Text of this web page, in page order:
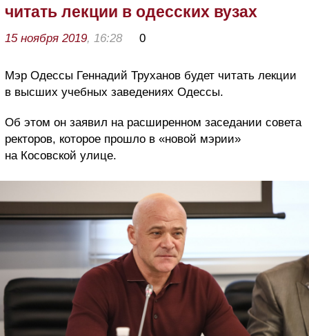
читать лекции в одесских вузах
15 ноября 2019, 16:28 0
Мэр Одессы Геннадий Труханов будет читать лекции
в высших учебных заведениях Одессы.
Об этом он заявил на расширенном заседании совета
ректоров, которое прошло в «новой мэрии»
на Косовской улице.